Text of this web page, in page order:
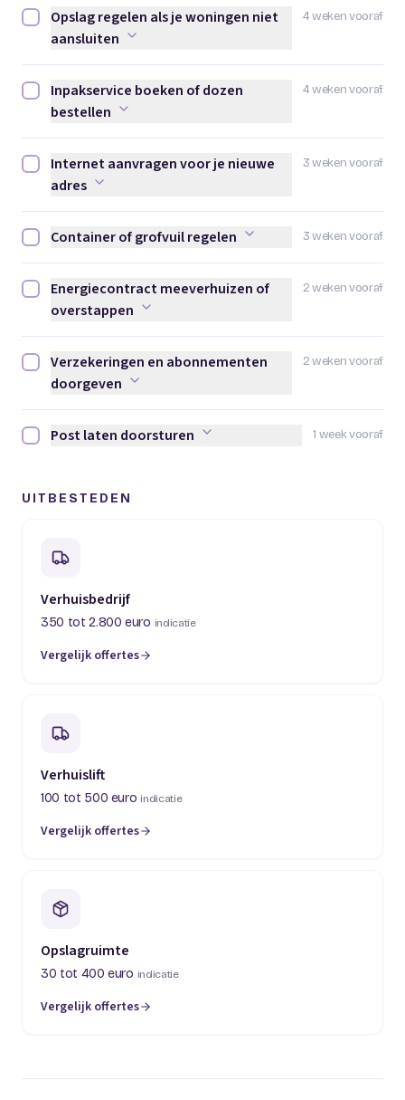
4 weken vooraf
Opslag regelen als je woningen niet aansluiten afvinken
Opslag regelen als je woningen niet
aansluiten
4 weken vooraf
Inpakservice boeken of dozen bestellen afvinken
Inpakservice boeken of dozen
bestellen
3 weken vooraf
Internet aanvragen voor je nieuwe adres afvinken
Internet aanvragen voor je nieuwe
adres
3 weken vooraf
Container of grofvuil regelen afvinken
Container of grofvuil regelen
2 weken vooraf
Energiecontract meeverhuizen of overstappen afvinken
Energiecontract meeverhuizen of
overstappen
2 weken vooraf
Verzekeringen en abonnementen doorgeven afvinken
Verzekeringen en abonnementen
doorgeven
1 week vooraf
Post laten doorsturen afvinken
Post laten doorsturen
UITBESTEDEN
Verhuisbedrijf
350 tot 2.800 euro indicatie
Vergelijk offertes
(opent in een nieuw tabblad)
Verhuislift
100 tot 500 euro indicatie
Vergelijk offertes
(opent in een nieuw tabblad)
Opslagruimte
30 tot 400 euro indicatie
Vergelijk offertes
(opent in een nieuw tabblad)